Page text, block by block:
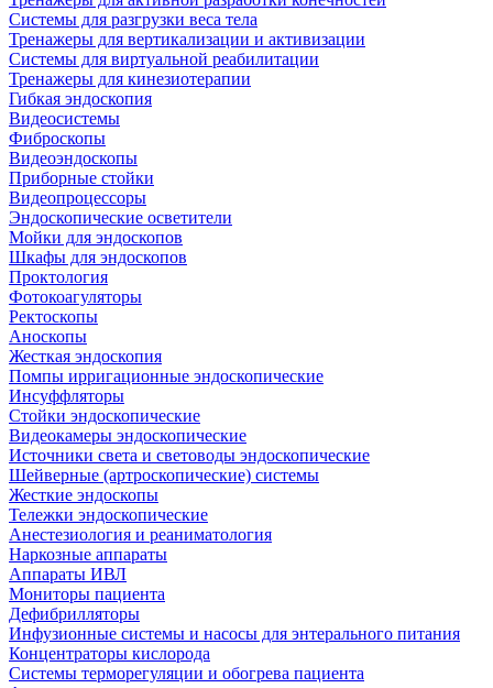
Системы для разгрузки веса тела
Тренажеры для вертикализации и активизации
Системы для виртуальной реабилитации
Тренажеры для кинезиотерапии
Гибкая эндоскопия
Видеосистемы
Фиброскопы
Видеоэндоскопы
Приборные стойки
Видеопроцессоры
Эндоскопические осветители
Мойки для эндоскопов
Шкафы для эндоскопов
Проктология
Фотокоагуляторы
Ректоскопы
Аноскопы
Жесткая эндоскопия
Помпы ирригационные эндоскопические
Инсуффляторы
Стойки эндоскопические
Видеокамеры эндоскопические
Источники света и световоды эндоскопические
Шейверные (артроскопические) системы
Жесткие эндоскопы
Тележки эндоскопические
Анестезиология и реаниматология
Наркозные аппараты
Аппараты ИВЛ
Мониторы пациента
Дефибрилляторы
Инфузионные системы и насосы для энтерального питания
Концентраторы кислорода
Системы терморегуляции и обогрева пациента